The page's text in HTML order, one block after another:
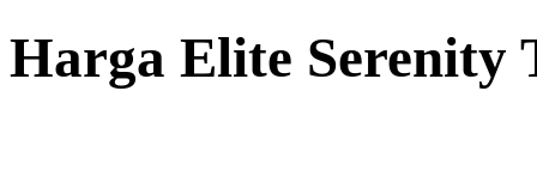
Harga Elite Serenity